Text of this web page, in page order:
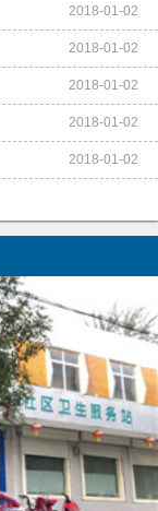
2018-01-02
2018-01-02
2018-01-02
2018-01-02
2018-01-02